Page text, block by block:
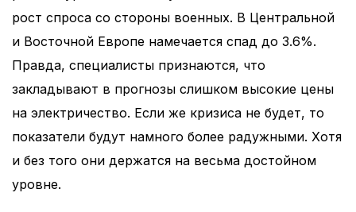
рост спроса со стороны военных. В Центральной
и Восточной Европе намечается спад до 3.6%.
Правда, специалисты признаются, что
закладывают в прогнозы слишком высокие цены
на электричество. Если же кризиса не будет, то
показатели будут намного более радужными. Хотя
и без того они держатся на весьма достойном
уровне.